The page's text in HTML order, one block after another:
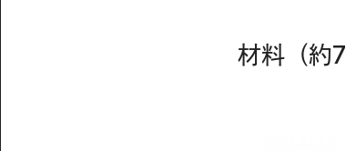
材料（約7